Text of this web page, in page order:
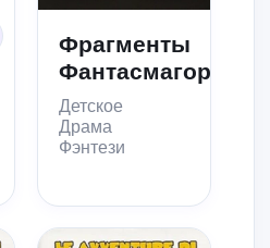
Фрагменты
Фантасмагории
Детское
Драма
Фэнтези